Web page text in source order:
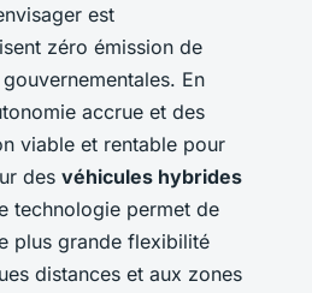
est
zéro émission de
En
accrue et des
viable et rentable pour
des véhicules hybrides
technologie permet de
plus grande flexibilité
distances et aux zones